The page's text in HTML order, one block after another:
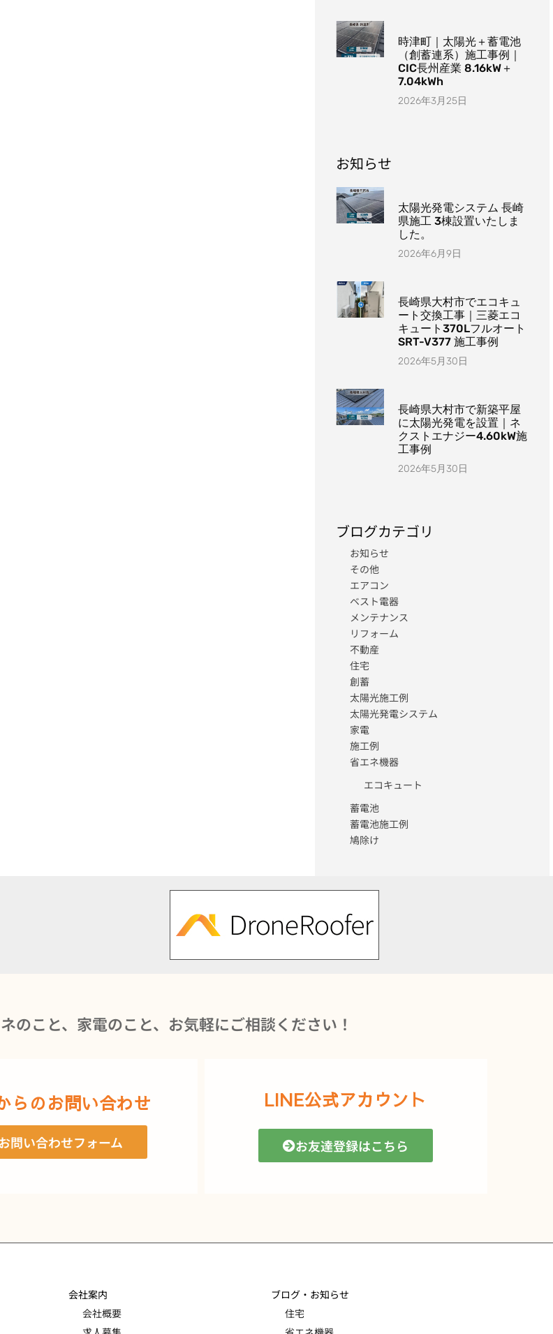
時津町｜太陽光＋蓄電池
（創蓄連系）施工事例｜
CIC長州産業 8.16kW＋
7.04kWh
2026年3月25日
お知らせ
太陽光発電システム 長崎
県施工 3棟設置いたしま
した。
2026年6月9日
長崎県大村市でエコキュ
ート交換工事｜三菱エコ
キュート370Lフルオート
SRT-V377 施工事例
2026年5月30日
長崎県大村市で新築平屋
に太陽光発電を設置｜ネ
クストエナジー4.60kW施
工事例
2026年5月30日
ブログカテゴリ
お知らせ
その他
エアコン
ベスト電器
メンテナンス
リフォーム
不動産
住宅
創蓄
太陽光施工例
太陽光発電システム
家電
施工例
省エネ機器
エコキュート
蓄電池
蓄電池施工例
鳩除け
のこと、家電のこと、お気軽にご相談ください！
らのお問い合わせ
問い合わせフォーム
LINE公式アカウント
お友達登録はこちら
会社案内
会社概要
ブログ・お知らせ
住宅